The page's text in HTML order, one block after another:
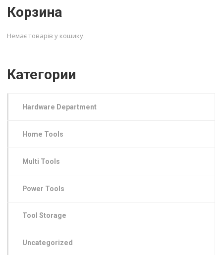
Корзина
Немає товарів у кошику.
Категории
Hardware Department
Home Tools
Multi Tools
Power Tools
Tool Storage
Uncategorized